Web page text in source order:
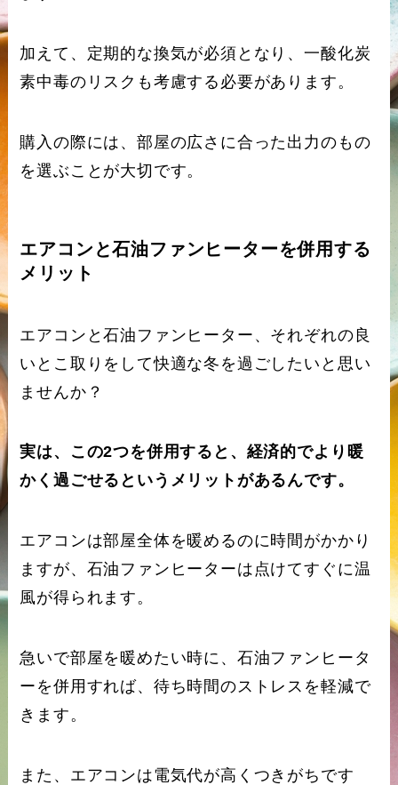
加えて、定期的な換気が必須となり、一酸化炭
素中毒のリスクも考慮する必要があります。
購入の際には、部屋の広さに合った出力のもの
を選ぶことが大切です。
エアコンと石油ファンヒーターを併用する
メリット
エアコンと石油ファンヒーター、それぞれの良
いとこ取りをして快適な冬を過ごしたいと思い
ませんか？
実は、この2つを併用すると、経済的でより暖
かく過ごせるというメリットがあるんです。
エアコンは部屋全体を暖めるのに時間がかかり
ますが、石油ファンヒーターは点けてすぐに温
風が得られます。
急いで部屋を暖めたい時に、石油ファンヒータ
ーを併用すれば、待ち時間のストレスを軽減で
きます。
また、エアコンは電気代が高くつきがちです